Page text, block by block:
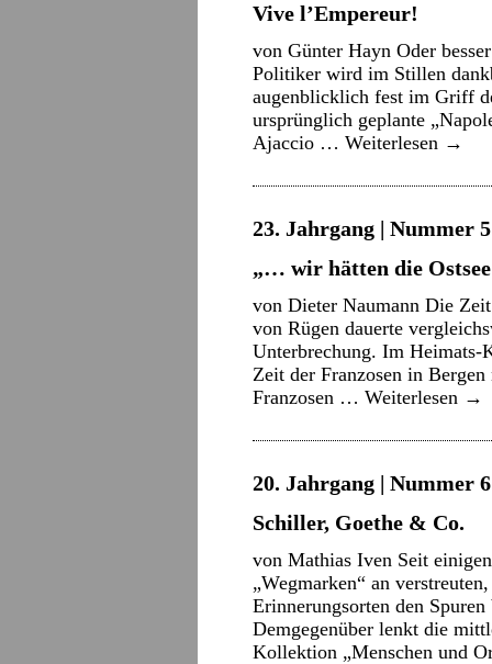
Vive l’Empereur!
von Günter Hayn Oder
Politiker wird im Stillen
augenblicklich fest im Griff
ursprünglich geplante
Ajaccio … Weiterlesen →
23. Jahrgang | Nummer
„… wir hätten die
von Dieter Naumann Die
von Rügen dauerte
Unterbrechung. Im Heimats-
Zeit der Franzosen in
Franzosen … Weiterlesen →
20. Jahrgang | Nummer
Schiller, Goethe & Co.
von Mathias Iven Seit
„Wegmarken“ an
Erinnerungsorten den
Demgegenüber lenkt die
Kollektion „Menschen und